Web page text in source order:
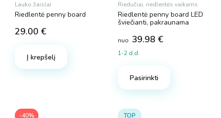
Lauko žaislai
Riedlentė penny board
29.00 €
Į krepšelį
Riedučiai, riedlentės vaikams
Riedlentė penny board LED
šviečianti, pakraunama
nuo 39.98 €
1-2 d.d.
Pasirinkti
-40% TOP